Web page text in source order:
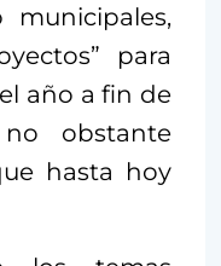
para
año a fin de
obstante
hasta hoy